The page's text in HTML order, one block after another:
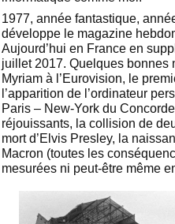
1977, année fantastique,
développe le magazine
Aujourd’hui en France en
juillet 2017. Quelques bonnes
Myriam à l’Eurovision, le
l’apparition de l’ordinateur
Paris – New-York du
réjouissants, la collision de
mort d’Elvis Presley, la
Macron (toutes les
mesurées ni peut-être même